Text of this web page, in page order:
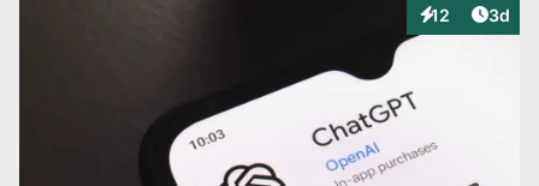
12
Interaktionen
3d